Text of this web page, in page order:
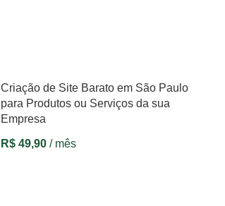
Criação de Site Barato em São Paulo
para Produtos ou Serviços da sua
Empresa
R$49,90 / mês